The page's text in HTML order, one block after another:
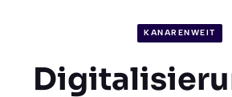
KANARENWEIT